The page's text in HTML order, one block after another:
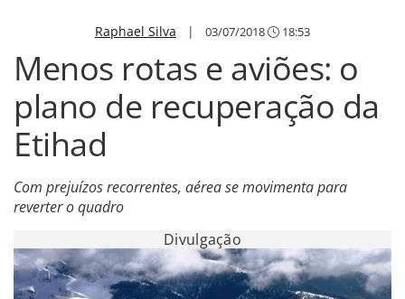
Raphael Silva | 03/07/2018 18:53
Menos rotas e aviões: o
plano de recuperação da
Etihad
Com prejuízos recorrentes, aérea se movimenta para
reverter o quadro
Divulgação